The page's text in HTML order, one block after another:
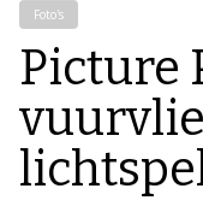
Foto's
Picture